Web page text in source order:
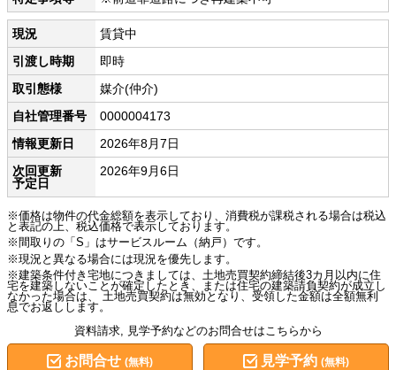
現況
賃貸中
引渡し時期
即時
取引態様
媒介(仲介)
自社管理番号
0000004173
情報更新日
2026年8月7日
次回更新
予定日
2026年9月6日
※価格は物件の代金総額を表示しており、消費税が課税される場合は税込
と表記の上、税込価格で表示しております。
※間取りの「S」はサービスルーム（納戸）です。
※現況と異なる場合には現況を優先します。
※建築条件付き宅地につきましては、土地売買契約締結後3カ月以内に住
宅を建築しないことが確定したとき、または住宅の建築請負契約が成立し
なかった場合は、 土地売買契約は無効となり、受領した金額は全額無利
息でお返しします。
資料請求, 見学予約などのお問合せはこちらから
お問合せ (無料) 見学予約(無料)